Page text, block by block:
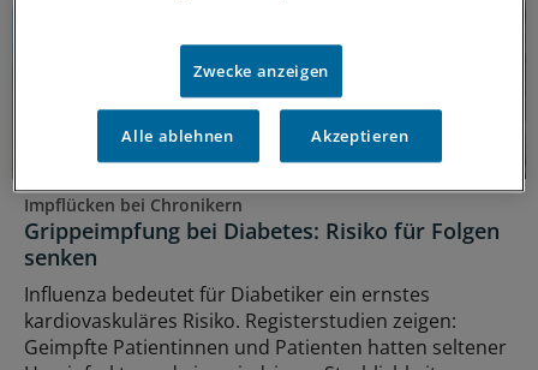
Impflücken bei Chronikern
Grippeimpfung bei Diabetes: Risiko für Folgen
senken
Influenza bedeutet für Diabetiker ein ernstes
kardiovaskuläres Risiko. Registerstudien zeigen:
Geimpfte Patientinnen und Patienten hatten seltener
Zwecke anzeigen
Alle ablehnen Akzeptieren